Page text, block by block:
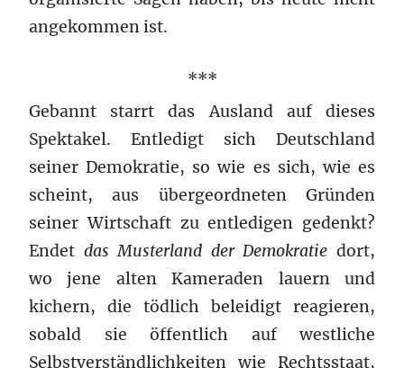
angekommen ist.
***
Gebannt starrt das Ausland auf dieses
Spektakel. Entledigt sich Deutschland
seiner Demokratie, so wie es sich, wie es
scheint, aus übergeordneten Gründen
seiner Wirtschaft zu entledigen gedenkt?
Endet das Musterland der Demokratie dort,
wo jene alten Kameraden lauern und
kichern, die tödlich beleidigt reagieren,
sobald sie öffentlich auf westliche
Selbstverständlichkeiten wie Rechtsstaat,